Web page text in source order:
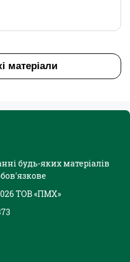
матеріали
будь-яких матеріалів
ТОВ «ПМХ»